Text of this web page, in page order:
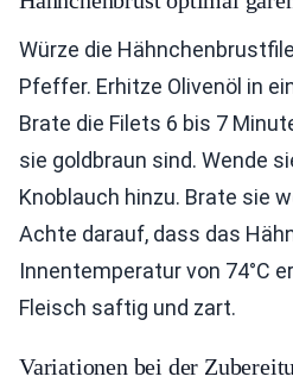
Würze die
Pfeffer. Erhitze Olivenöl in
Brate die Filets 6 bis 7
sie goldbraun sind. Wende
Knoblauch hinzu. Brate sie
Achte darauf, dass das
Innentemperatur von 74°C
Fleisch saftig und zart.
Variationen bei der